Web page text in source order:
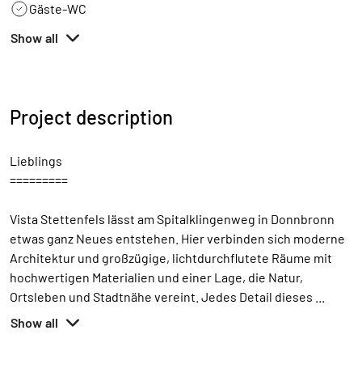
Gäste-WC
Show all
Project description
Lieblings
=========
Vista Stettenfels lässt am Spitalklingenweg in Donnbronn
etwas ganz Neues entstehen. Hier verbinden sich moderne
Architektur und großzügige, lichtdurchflutete Räume mit
hochwertigen Materialien und einer Lage, die Natur,
Ortsleben und Stadtnähe vereint. Jedes Detail dieses
Show all